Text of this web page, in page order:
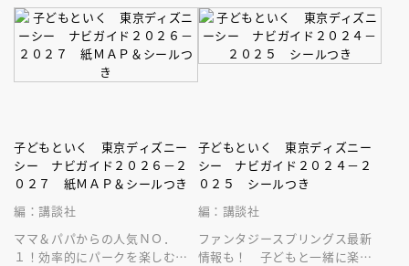
子どもといく 東京ディズニー
シー ナビガイド２０２６－２
０２７ 紙ＭＡＰ＆シールつき
編：講談社
ママ＆パパからの人気ＮＯ．
１！効率的にパークを楽しむな
子どもといく 東京ディズニー
シー ナビガイド２０２４－２
０２５ シールつき
編：講談社
ファンタジースプリングス最新
情報も！ 子どもと一緒に楽し